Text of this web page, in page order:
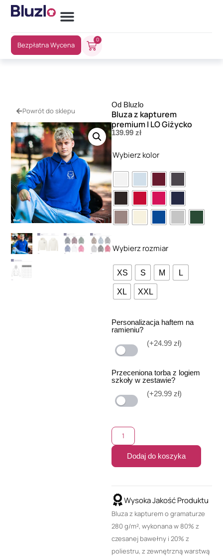
Bezpłatna Wycena
0
Powrót do sklepu
Od Bluzlo
Bluza z kapturem
premium I LO Giżycko
139.99 zł
Wybierz kolor
Wybierz rozmiar
XS S M L
XL XXL
Personalizacja haftem na
ramieniu?
(+24.99 zł)
Przeceniona torba z logiem
szkoły w zestawie?
(+29.99 zł)
Dodaj do koszyka
Wysoka Jakość Produktu
Bluza z kapturem o gramaturze
280 g/m², wykonana w 80% z
czesanej bawełny i 20% z
poliestru, z zewnętrzną warstwą